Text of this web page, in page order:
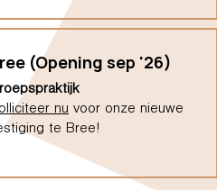
(Opening sep '26)
nu voor onze nieuwe
te Bree!